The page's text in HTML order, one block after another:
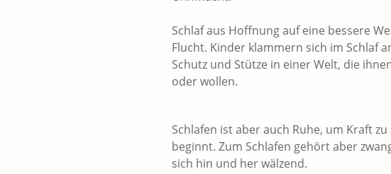
Schlaf aus Hoffnung auf eine bessere
Flucht. Kinder klammern sich im Schlaf
Schutz und Stütze in einer Welt, die
oder wollen.
Schlafen ist aber auch Ruhe, um Kraft
beginnt. Zum Schlafen gehört aber
sich hin und her wälzend.